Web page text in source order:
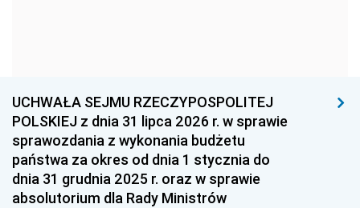
1939 1938 1937
1936 1930
UCHWAŁA SEJMU RZECZYPOSPOLITEJ
POLSKIEJ z dnia 31 lipca 2026 r. w sprawie
sprawozdania z wykonania budżetu
państwa za okres od dnia 1 stycznia do
dnia 31 grudnia 2025 r. oraz w sprawie
absolutorium dla Rady Ministrów